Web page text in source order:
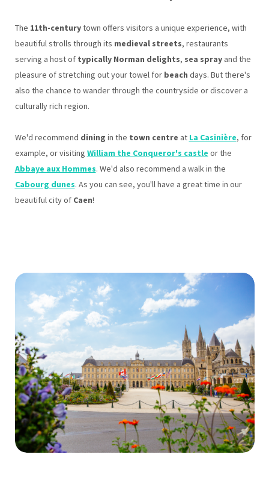
The 11th-centurytown offers visitors a unique experience, with
beautiful strolls through its medieval streets, restaurants
serving a host of typically Norman delights, sea sprayand the
pleasure of stretching out your towel for beach days. But there's
also the chance to wander through the countryside or discover a
culturally rich region.
We'd recommend dining in the town centre at La Casinière, for
example, or visiting William the Conqueror's castle or the
Abbaye aux Hommes. We'd also recommend a walk in the
Cabourg dunes. As you can see, you'll have a great time in our
beautiful city of Caen!